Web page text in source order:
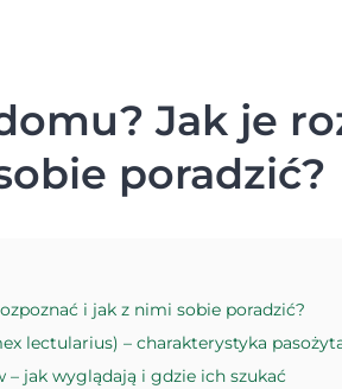
Jak je
poradzić?
i jak z nimi sobie poradzić?
lectularius) – charakterystyka
– jak wyglądają i gdzie ich szukać